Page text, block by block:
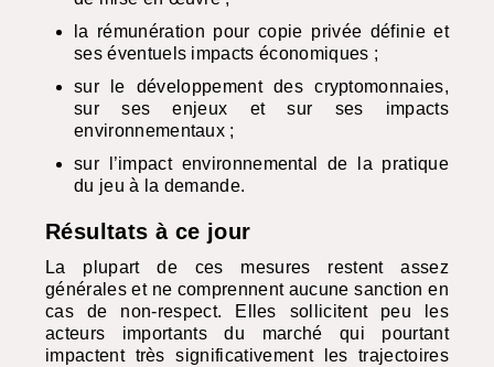
la rémunération pour copie privée définie et
ses éventuels impacts économiques ;
sur le développement des cryptomonnaies,
sur ses enjeux et sur ses impacts
environnementaux ;
sur l’impact environnemental de la pratique
du jeu à la demande.
Résultats à ce jour
La plupart de ces mesures restent assez
générales et ne comprennent aucune sanction en
cas de non-respect. Elles sollicitent peu les
acteurs importants du marché qui pourtant
impactent très significativement les trajectoires